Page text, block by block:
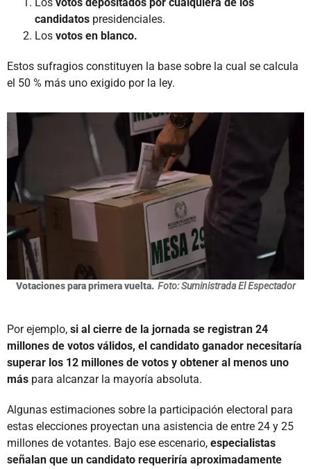
candidatos presidenciales.
Los votos en blanco.
Estos sufragios constituyen la base sobre la cual se calcula
el 50 % más uno exigido por la ley.
Votaciones para primera vuelta. Foto: Suministrada El Espectador
Por ejemplo, si al cierre de la jornada se registran 24
millones de votos válidos, el candidato ganador necesitaría
superar los 12 millones de votos y obtener al menos uno
más para alcanzar la mayoría absoluta.
Algunas estimaciones sobre la participación electoral para
estas elecciones proyectan una asistencia de entre 24 y 25
millones de votantes. Bajo ese escenario, especialistas
señalan que un candidato requeriría aproximadamente